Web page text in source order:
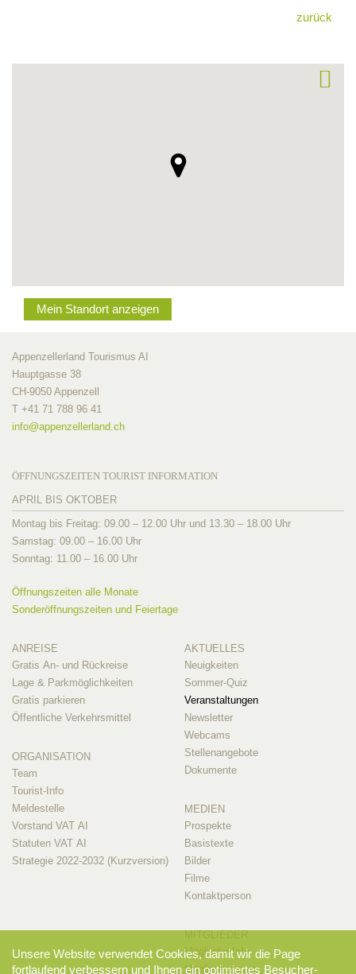
zurück
Mein Standort anzeigen
Appenzellerland Tourismus AI
Hauptgasse 38
CH-9050 Appenzell
T +41 71 788 96 41
info@appenzellerland.ch
ÖFFNUNGSZEITEN TOURIST INFORMATION
APRIL BIS OKTOBER
Montag bis Freitag: 09.00 – 12.00 Uhr und 13.30 – 18.00 Uhr
Samstag: 09.00 – 16.00 Uhr
Sonntag: 11.00 – 16.00 Uhr
Öffnungszeiten alle Monate
Sonderöffnungszeiten und Feiertage
ANREISE
Gratis An- und Rückreise
Lage & Parkmöglichkeiten
Gratis parkieren
Öffentliche Verkehrsmittel
ORGANISATION
Team
Tourist-Info
Meldestelle
Vorstand VAT AI
Statuten VAT AI
Strategie 2022-2032 (Kurzversion)
AKTUELLES
Neuigkeiten
Sommer-Quiz
Veranstaltungen
Newsletter
Webcams
Stellenangebote
Dokumente
MEDIEN
Prospekte
Basistexte
Bilder
Filme
Kontaktperson
Mitglieder-Info
Mitglieder-Login
Unsere Website verwendet Cookies, damit wir die Page
fortlaufend verbessern und Ihnen ein optimiertes Besucher-